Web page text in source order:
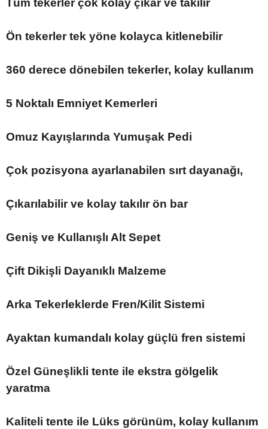
Tüm tekerler çok kolay çıkar ve takılır
Ön tekerler tek yöne kolayca kitlenebilir
360 derece dönebilen tekerler, kolay kullanım
5 Noktalı Emniyet Kemerleri
Omuz Kayışlarında Yumuşak Pedi
Çok pozisyona ayarlanabilen sırt dayanağı,
Çıkarılabilir ve kolay takılır ön bar
Geniş ve Kullanışlı Alt Sepet
Çift Dikişli Dayanıklı Malzeme
Arka Tekerleklerde Fren/Kilit Sistemi
Ayaktan kumandalı kolay güçlü fren sistemi
Özel Güneşlikli tente ile ekstra gölgelik
yaratma
Kaliteli tente ile Lüks görünüm, kolay kullanım